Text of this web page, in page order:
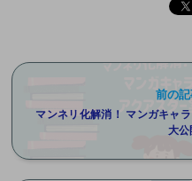
前の
マンネリ化解消！ マンガキャ
大公